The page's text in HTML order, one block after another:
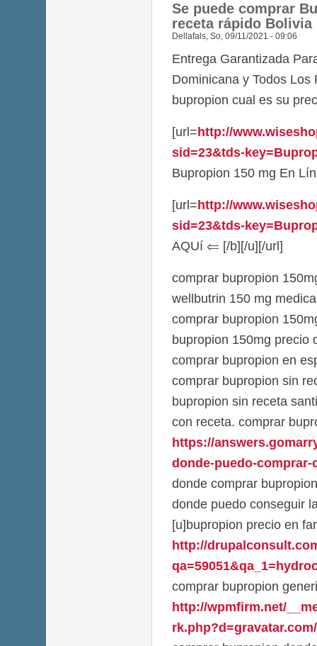
Se puede comprar
receta rápido Bolivia
Dellafals, So, 09/11/2021 - 09:06
Entrega Garantizada
Dominicana y Todos Los
bupropion cual es su
[url=http://
sid=23&tds-
Bupropion 150 mg En
[url=http://
sid=23&tds-
AQUí ⇐ [/b][/u][/url]
comprar bupropion
wellbutrin 150 mg
comprar bupropion
bupropion 150mg precio
comprar bupropion en
comprar bupropion sin
bupropion sin receta
con receta. comprar
https://
donde-puedo-comprar-
donde comprar
donde puedo conseguir
[u]bupropion precio en
http://
comprar bupropion
http://wpmfirm.net/